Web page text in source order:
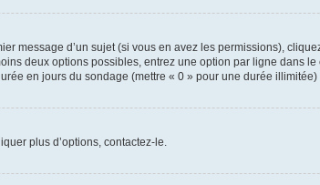
message d’un sujet (si vous en avez les permissions),
deux options possibles, entrez une option par ligne dans
en jours du sondage (mettre « 0 » pour une durée
plus d’options, contactez-le.